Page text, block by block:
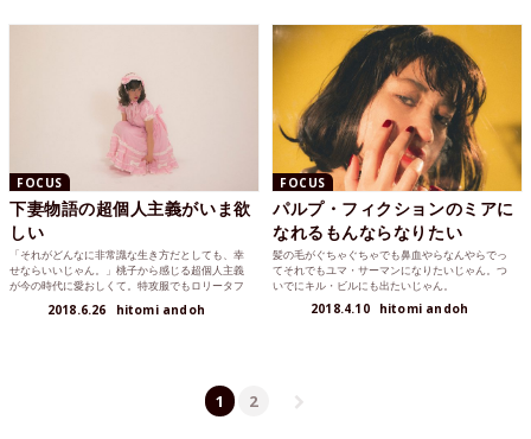
FOCUS
下妻物語の超個人主義がいま欲
しい
「それがどんなに非常識な生き方だとしても、幸
せならいいじゃん。」桃子から感じる超個人主義
が今の時代に愛おしくて。特攻服でもロリータフ
とって甘美な夢を与えてくれますように。映画と
2018.6.26 hitomi andoh
FOCUS
パルプ・フィクションのミアに
なれるもんならなりたい
髪の毛がぐちゃぐちゃでも鼻血やらなんやらでっ
てそれでもユマ・サーマンになりたいじゃん。つ
いでにキル・ビルにも出たいじゃん。
2018.4.10 hitomi andoh
1 2